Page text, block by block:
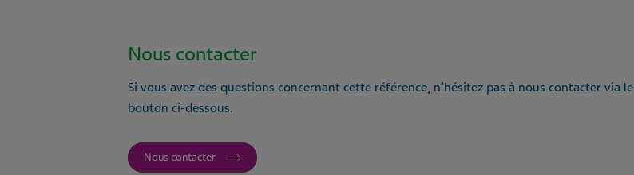
Nous contacter
Si vous avez des questions concernant cette référence, n’hésitez pas à nous contacter via le
bouton ci-dessous.
Nous contacter